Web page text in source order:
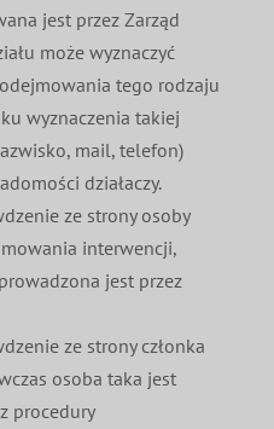
jest przez Zarząd
może wyznaczyć
tego rodzaju
wyznaczenia takiej
mail, telefon)
działaczy.
ze strony osoby
interwencji,
jest przez
ze strony członka
osoba taka jest
procedury